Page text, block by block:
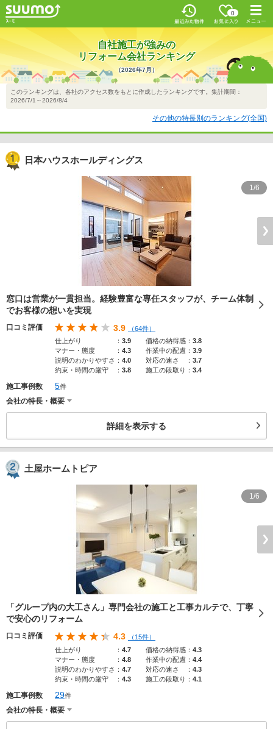
最近みた
お気に入
0
メニ
自社施工が強みの
リフォーム会社ランキング
（2026年7月）
このランキングは、各社のアクセス数をもとに作成したランキングです。集計期間：
2026/7/1～2026/8/4
その他の特長別のランキング(全国)
日本ハウスホールディングス
1/6
窓口は営業が一貫担当。経験豊富な専任スタッフが、チーム体制
でお客様の想いを実現
口コミ評価 3.9
（64件）
仕上がり
： 3.9 価格の納得感 ： 3.8
マナー・態度
： 4.3 作業中の配慮 ： 3.9
説明のわかりやすさ ： 4.0 対応の速さ ： 3.7
約束・時間の厳守
： 3.8 施工の段取り ： 3.4
施工事例数 5件
会社の特長・概要
詳細を表示する
土屋ホームトピア
1/6
「グループ内の大工さん」専門会社の施工と工事カルテで、丁寧
で安心のリフォーム
口コミ評価 4.3
（15件）
仕上がり
： 4.7 価格の納得感 ： 4.3
マナー・態度
： 4.8 作業中の配慮 ： 4.4
説明のわかりやすさ ： 4.7 対応の速さ ： 4.3
約束・時間の厳守
： 4.3 施工の段取り ： 4.1
施工事例数 29件
会社の特長・概要